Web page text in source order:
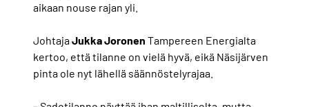
aikaan nouse rajan yli.
JohtajaJukka Joronen Tampereen Energialta
kertoo, että tilanne on vielä hyvä, eikä Näsijärven
pinta ole nyt lähellä säännöstelyrajaa.